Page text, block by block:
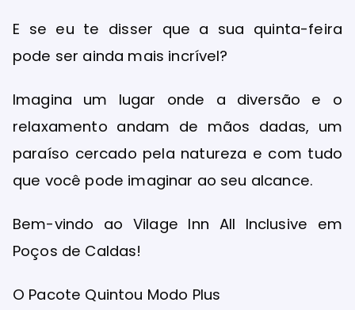
E se eu te disser que a sua quinta-feira
pode ser ainda mais incrível?
Imagina um lugar onde a diversão e o
relaxamento andam de mãos dadas, um
paraíso cercado pela natureza e com tudo
que você pode imaginar ao seu alcance.
Bem-vindo ao Vilage Inn All Inclusive em
Poços de Caldas!
O Pacote Quintou Modo Plus